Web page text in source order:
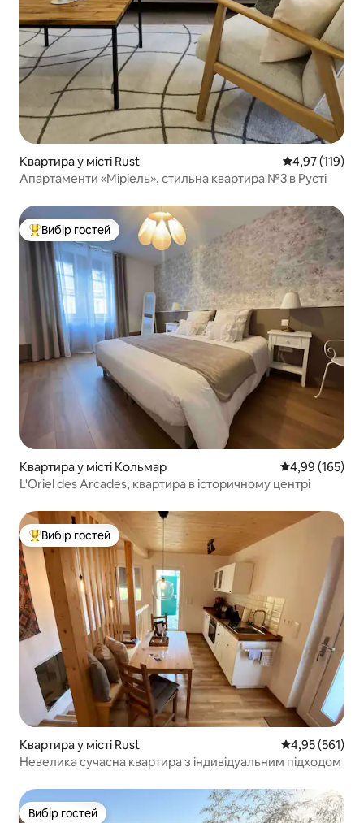
Квартира у місті Rust Середня
4,97 (119)
Апартаменти «Міріель», стильна квартира №3 в Русті
Топ вибір гостей
Вибір гостей
Квартира у місті Кольмар Середня
4,99 (165)
L'Oriel des Arcades, квартира в історичному центрі
Топ вибір гостей
Вибір гостей
Квартира у місті Rust Середня
4,95 (561)
Невелика сучасна квартира з індивідуальним підходом
Вибір гостей